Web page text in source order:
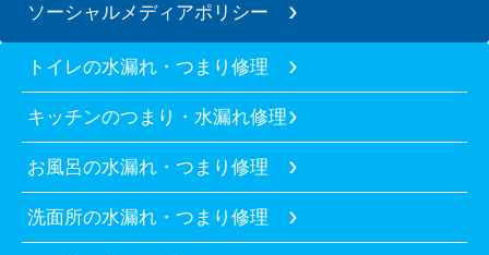
ソーシャルメディアポリシー
トイレの水漏れ・つまり修理
キッチンのつまり・水漏れ修理
お風呂の水漏れ・つまり修理
洗面所の水漏れ・つまり修理